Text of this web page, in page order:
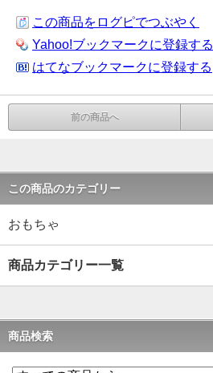
この商品をログピでつぶやく
Yahoo!ブックマークに登録する
はてなブックマークに登録する
前の商品へ
この商品のカテゴリー
おもちゃ
商品カテゴリー一覧
商品検索